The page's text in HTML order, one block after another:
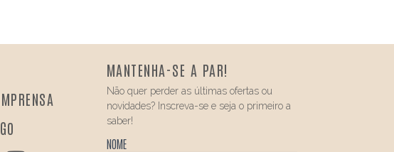
MANTENHA-SE A PAR!
Não quer perder as últimas ofertas ou
novidades? Inscreva-se e seja o primeiro a
saber!
NOME